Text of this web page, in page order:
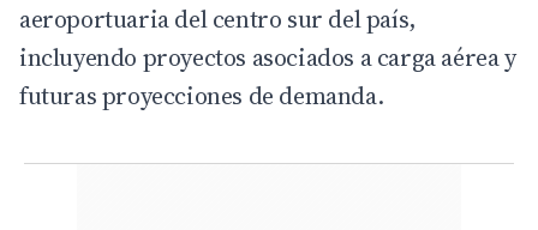
aeroportuaria del centro sur del país,
incluyendo proyectos asociados a carga aérea y
futuras proyecciones de demanda.